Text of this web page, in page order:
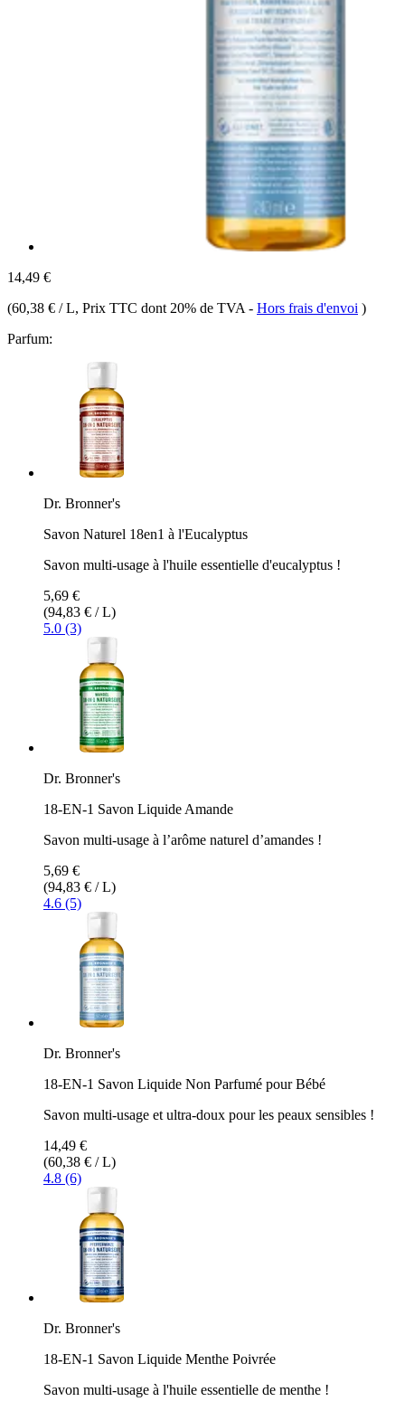
14,49 €
(60,38 € / L, Prix TTC dont 20% de TVA - Hors frais d'envoi )
Parfum:
Dr. Bronner's
Savon Naturel 18en1 à l'Eucalyptus
Savon multi-usage à l'huile essentielle d'eucalyptus !
5,69 €
(94,83 € / L)
5.0 (3)
Dr. Bronner's
18-EN-1 Savon Liquide Amande
Savon multi-usage à l’arôme naturel d’amandes !
5,69 €
(94,83 € / L)
4.6 (5)
Dr. Bronner's
18-EN-1 Savon Liquide Non Parfumé pour Bébé
Savon multi-usage et ultra-doux pour les peaux sensibles !
14,49 €
(60,38 € / L)
4.8 (6)
Dr. Bronner's
18-EN-1 Savon Liquide Menthe Poivrée
Savon multi-usage à l'huile essentielle de menthe !